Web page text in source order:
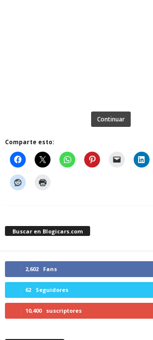
Continuar
Comparte esto:
Buscar en Blogicars.com
2,602 Fans
62 Seguidores
10,400 suscriptores